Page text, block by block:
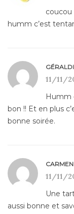
coucou
humm c’est
11/11/
Humm
bon !! Et en plus
bonne soirée.
CARMEN
11/11/
Une
aussi bonne et